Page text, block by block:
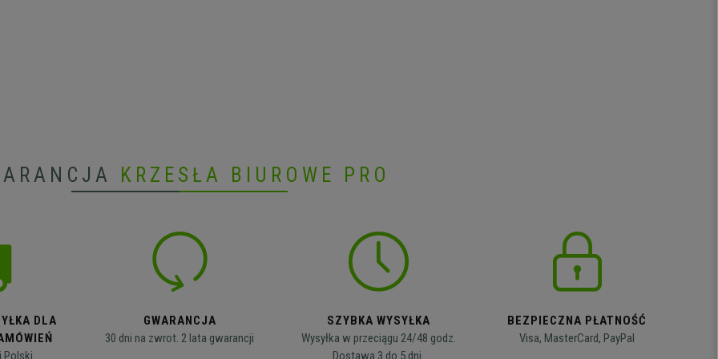
KRZESŁA BIUROWE PRO
DLA
Polski
GWARANCJA
30 dni na zwrot. 2 lata gwarancji
SZYBKA WYSYŁKA
Wysyłka w przeciągu 24/48 godz.
Dostawa 3 do 5 dni.
BEZPIECZNA PŁATNOŚĆ
Visa, MasterCard, PayPal